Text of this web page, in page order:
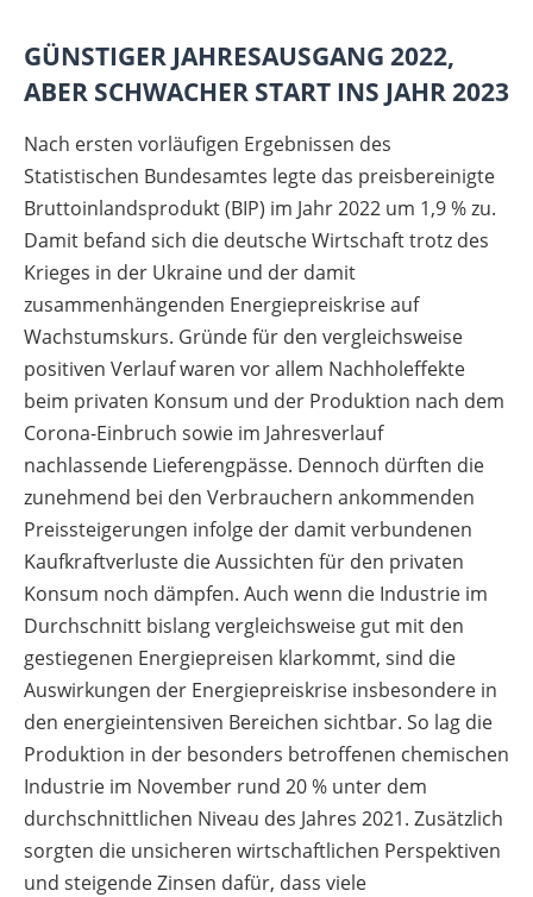
GÜNSTIGER JAHRESAUSGANG 2022,
ABER SCHWACHER START INS JAHR 2023
Nach ersten vorläufigen Ergebnissen des
Statistischen Bundesamtes legte das preisbereinigte
Bruttoinlandsprodukt (BIP) im Jahr 2022 um 1,9 % zu.
Damit befand sich die deutsche Wirtschaft trotz des
Krieges in der Ukraine und der damit
zusammenhängenden Energiepreiskrise auf
Wachstumskurs. Gründe für den vergleichsweise
positiven Verlauf waren vor allem Nachholeffekte
beim privaten Konsum und der Produktion nach dem
Corona-Einbruch sowie im Jahresverlauf
nachlassende Lieferengpässe. Dennoch dürften die
zunehmend bei den Verbrauchern ankommenden
Preissteigerungen infolge der damit verbundenen
Kaufkraftverluste die Aussichten für den privaten
Konsum noch dämpfen. Auch wenn die Industrie im
Durchschnitt bislang vergleichsweise gut mit den
gestiegenen Energiepreisen klarkommt, sind die
Auswirkungen der Energiepreiskrise insbesondere in
den energieintensiven Bereichen sichtbar. So lag die
Produktion in der besonders betroffenen chemischen
Industrie im November rund 20 % unter dem
durchschnittlichen Niveau des Jahres 2021. Zusätzlich
sorgten die unsicheren wirtschaftlichen Perspektiven
und steigende Zinsen dafür, dass viele